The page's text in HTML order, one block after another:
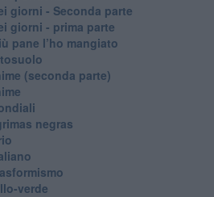
giorni - Seconda parte
giorni - prima parte
pane l’ho mangiato
(seconda parte)
negras
verde